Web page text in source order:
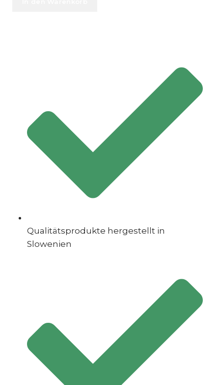
Qualitätsprodukte hergestellt in
Slowenien